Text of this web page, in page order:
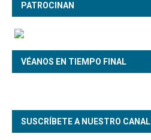
PATROCINAN
VÉANOS EN TIEMPO FINAL
SUSCRÍBETE A NUESTRO CANAL